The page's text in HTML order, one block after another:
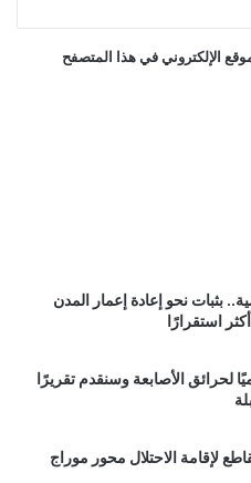
الإلكتروني في هذا المتصفح
بثبات نحو إعادة إعمار المدن
استقرارًا
لحرائق الأصابعة وسنقدم تقريرًا
لإقامة الاحتلال محور موراج